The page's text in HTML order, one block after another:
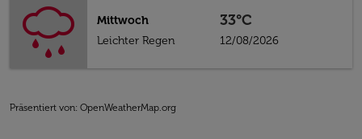
Mittwoch
Leichter Regen
33°C
12/08/2026
Präsentiert von: OpenWeatherMap.org